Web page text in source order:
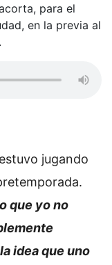
para el
en la previa al
jugando
que yo no
idea que uno